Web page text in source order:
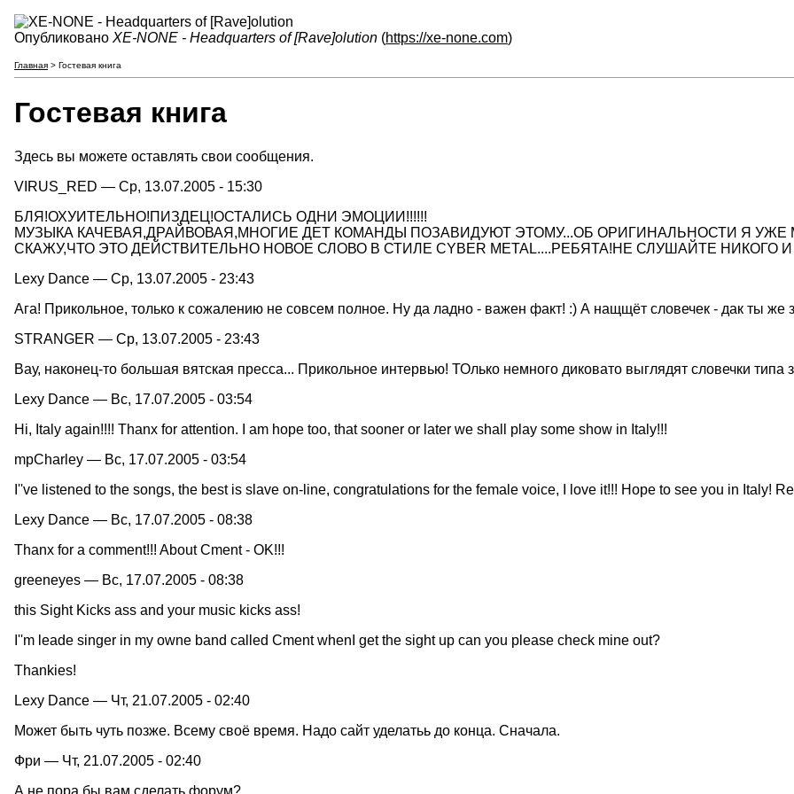
Опубликовано XE-NONE - Headquarters of [Rave]olution (https://xe-none.com)
Главная > Гостевая книга
Гостевая книга
Здесь вы можете оставлять свои сообщения.
VIRUS_RED — Ср, 13.07.2005 - 15:30
БЛЯ!ОХУИТЕЛЬНО!ПИЗДЕЦ!ОСТАЛИСЬ ОДНИ ЭМОЦИИ!!!!!!
МУЗЫКА КАЧЕВАЯ,ДРАЙВОВАЯ,МНОГИЕ ДЕТ КОМАНДЫ ПОЗАВИДУЮТ ЭТОМУ...ОБ ОРИГИНАЛЬНОСТИ Я УЖЕ
СКАЖУ,ЧТО ЭТО ДЕЙСТВИТЕЛЬНО НОВОЕ СЛОВО В СТИЛЕ CYBER METAL....РЕБЯТА!НЕ СЛУШАЙТЕ НИКОГО
Lexy Dance — Ср, 13.07.2005 - 23:43
Ага! Прикольное, только к сожалению не совсем полное. Ну да ладно - важен факт! :) А нащщёт словечек - дак ты
STRANGER — Ср, 13.07.2005 - 23:43
Вау, наконец-то большая вятская пресса... Прикольное интервью! ТОлько немного диковато выглядят словечки
Lexy Dance — Вс, 17.07.2005 - 03:54
Hi, Italy again!!!! Thanx for attention. I am hope too, that sooner or later we shall play some show in Italy!!!
mpCharley — Вс, 17.07.2005 - 03:54
I''ve listened to the songs, the best is slave on-line, congratulations for the female voice, I love it!!! Hope to see you in Italy!
Lexy Dance — Вс, 17.07.2005 - 08:38
Thanx for a comment!!! About Cment - OK!!!
greeneyes — Вс, 17.07.2005 - 08:38
this Sight Kicks ass and your music kicks ass!
I''m leade singer in my owne band called Cment whenI get the sight up can you please check mine out?
Thankies!
Lexy Dance — Чт, 21.07.2005 - 02:40
Может быть чуть позже. Всему своё время. Надо сайт уделатьь до конца. Сначала.
Фри — Чт, 21.07.2005 - 02:40
А не пора бы вам сделать форум?